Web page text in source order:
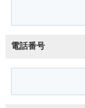
電話番号